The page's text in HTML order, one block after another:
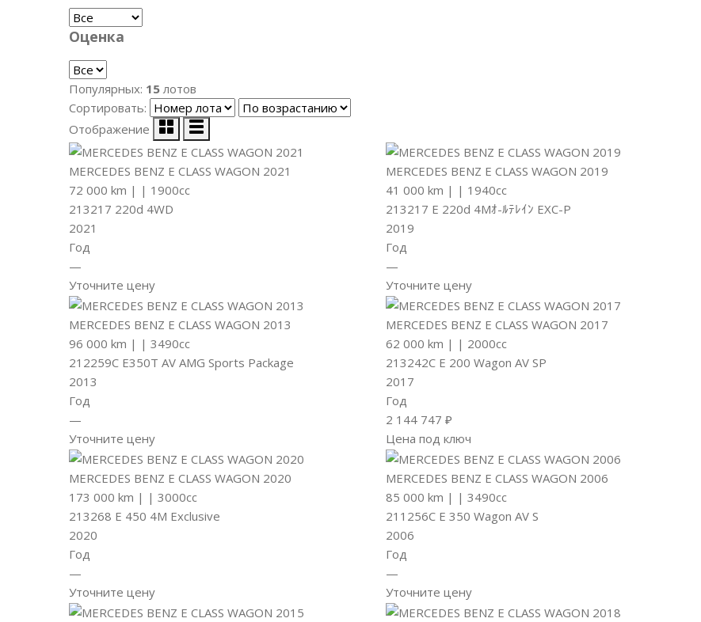
Оценка
Популярных: 15 лотов
Сортировать:
Отображение
MERCEDES BENZ E CLASS WAGON 2021
72 000 km | | 1900cc
213217 220d 4WD
2021
Год
—
Уточните цену
MERCEDES BENZ E CLASS WAGON 2019
41 000 km | | 1940cc
213217 E 220d 4Mｵ-ﾙﾃﾚｲﾝ EXC-P
2019
Год
—
Уточните цену
MERCEDES BENZ E CLASS WAGON 2013
96 000 km | | 3490cc
212259C E350T AV AMG Sports Package
2013
Год
—
Уточните цену
MERCEDES BENZ E CLASS WAGON 2017
62 000 km | | 2000cc
213242C E 200 Wagon AV SP
2017
Год
2 144 747 ₽
Цена под ключ
MERCEDES BENZ E CLASS WAGON 2020
173 000 km | | 3000cc
213268 E 450 4M Exclusive
2020
Год
—
Уточните цену
MERCEDES BENZ E CLASS WAGON 2006
85 000 km | | 3490cc
211256C E 350 Wagon AV S
2006
Год
—
Уточните цену